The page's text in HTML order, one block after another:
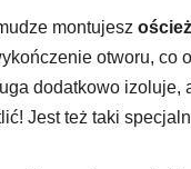
montujesz
otworu, co
dodatkowo izoluje,
Jest też taki